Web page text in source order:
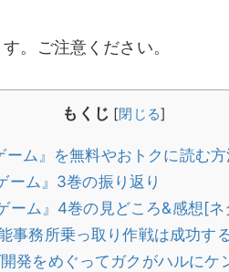
。ご注意ください。
もくじ [閉じる]
ーム』を無料やおトクに読む
ーム』3巻の振り返り
ーム』4巻の見どころ&感想[
事務所乗っ取り作戦は成功す
発をめぐってガクがハルにケ